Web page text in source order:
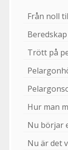
Från noll
Trött på
Hur man
Nu börjar
Nu är det